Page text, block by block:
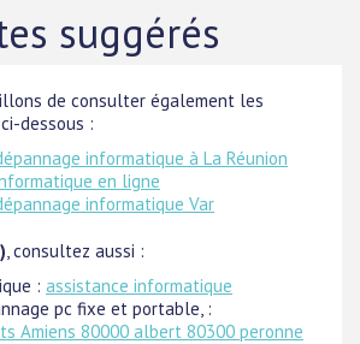
suggérés
de consulter également les
dessous :
informatique à La Réunion
en ligne
informatique Var
, consultez aussi :
: assistance informatique
pc fixe et portable, :
Amiens 80000 albert 80300 peronne